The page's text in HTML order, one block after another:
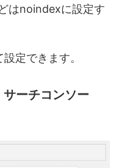
はnoindexに設定す
定できます。
ーチコンソー